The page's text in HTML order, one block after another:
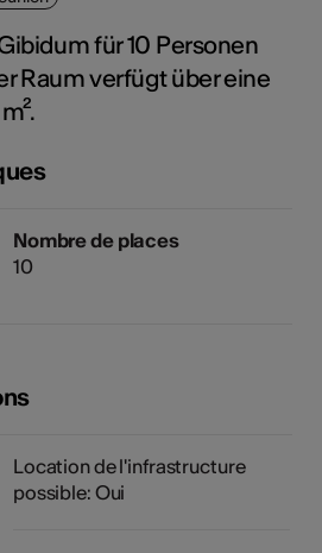
für 10 Personen
Raum verfügt über eine
Nombre de places
10
Location de l'infrastructure
possible: Oui